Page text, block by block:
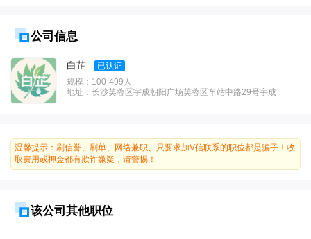
公司信息
白芷
已认证
规模：100-499人
地址：长沙芙蓉区宇成朝阳广场芙蓉区车站中路29号宇成
温馨提示：刷信誉、刷单、网络兼职、只要求加V信联系的职位都是骗子！收
取费用或押金都有欺诈嫌疑，请警惕！
该公司其他职位